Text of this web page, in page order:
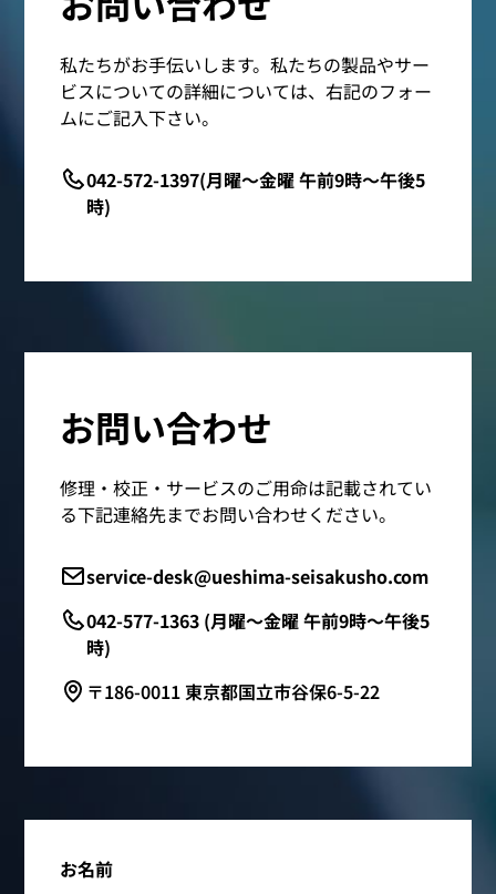
私たちがお手伝いします。私たちの製品やサー
ビスについての詳細については、右記のフォー
ムにご記入下さい。
042-572-1397(月曜～金曜 午前9時～午後5
時)
お問い合わせ
修理・校正・サービスのご用命は記載されてい
る下記連絡先までお問い合わせください。
service-desk@ueshima-seisakusho.com
042-577-1363 (月曜～金曜 午前9時～午後5
時)
〒186-0011 東京都国立市谷保6-5-22
お名前